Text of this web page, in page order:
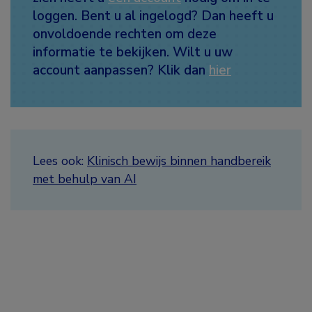
loggen. Bent u al ingelogd? Dan heeft u
onvoldoende rechten om deze
informatie te bekijken. Wilt u uw
account aanpassen? Klik dan hier
Lees ook: Klinisch bewijs binnen handbereik
met behulp van AI